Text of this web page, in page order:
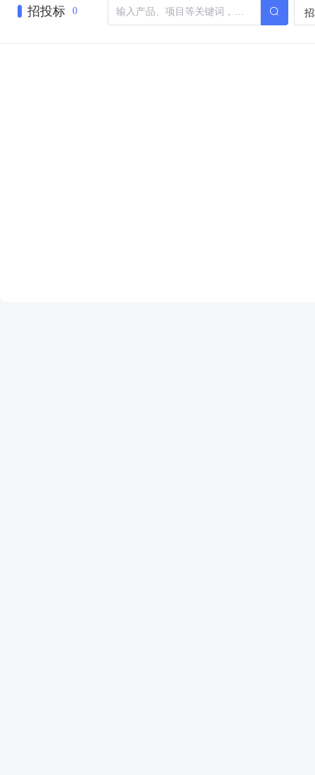
招投标 0